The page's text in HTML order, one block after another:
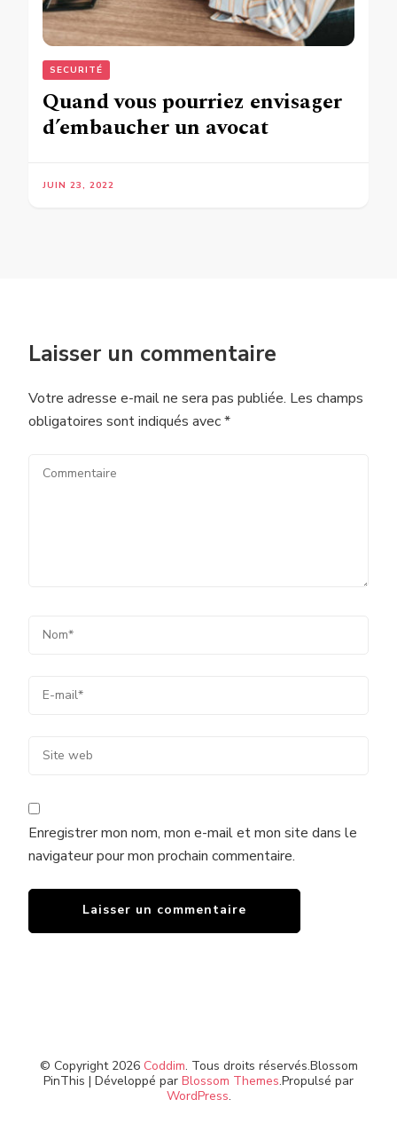
SECURITÉ
Quand vous pourriez envisager
d’embaucher un avocat
JUIN 23, 2022
Laisser un commentaire
Votre adresse e-mail ne sera pas publiée. Les champs
obligatoires sont indiqués avec*
Enregistrer mon nom, mon e-mail et mon site dans le
navigateur pour mon prochain commentaire.
© Copyright 2026 Coddim. Tous droits réservés.Blossom
PinThis | Développé par Blossom Themes.Propulsé par
WordPress.